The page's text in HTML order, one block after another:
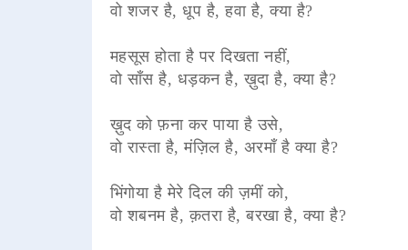
वो शजर है, धूप है, हवा है, क्या है?
महसूस होता है पर दिखता नहीं,
वो साँस है, धड़कन है, ख़ुदा है, क्या है?
ख़ुद को फ़ना कर पाया है उसे,
वो रास्ता है, मंज़िल है, अरमाँ है क्या है?
भिंगोया है मेरे दिल की ज़मीं को,
वो शबनम है, क़तरा है, बरखा है, क्या है?